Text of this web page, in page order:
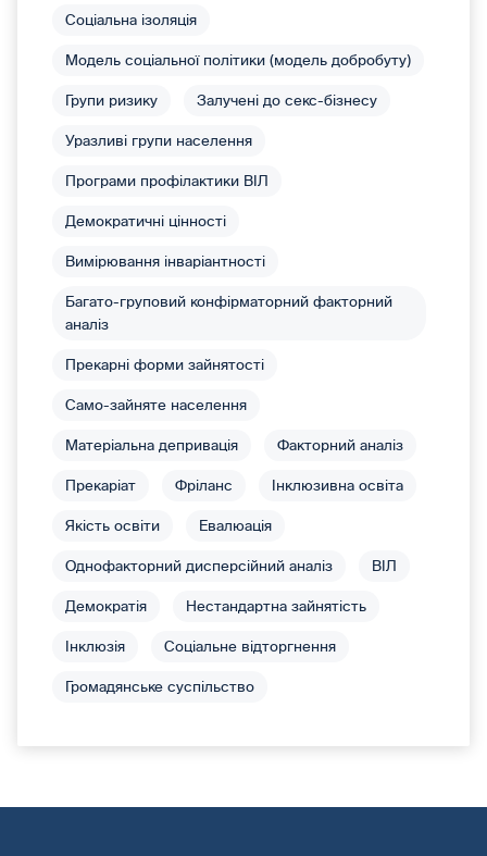
Соціальна ізоляція
Модель соціальної політики (модель добробуту)
Групи ризику Залучені до секс-бізнесу
Уразливі групи населення
Програми профілактики ВІЛ
Демократичні цінності
Вимірювання інваріантності
Багато-груповий конфірматорний факторний
аналіз
Прекарні форми зайнятості
Само-зайняте населення
Матеріальна депривація Факторний аналіз
Прекаріат Фріланс Інклюзивна освіта
Якість освіти Евалюація
Однофакторний дисперсійний аналіз ВІЛ
Демократія Нестандартна зайнятість
Інклюзія Соціальне відторгнення
Громадянське суспільство